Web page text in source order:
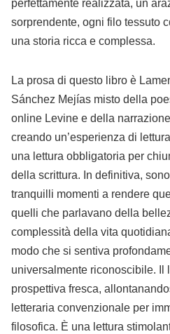
perfettamente realizzata, un
sorprendente, ogni filo tessuto
una storia ricca e complessa.
La prosa di questo libro è
Sánchez Mejías misto della
online Levine e della
creando un’esperienza di
una lettura obbligatoria per
della scrittura. In definitiva,
tranquilli momenti a rendere
quelli che parlavano della
complessità della vita
modo che si sentiva
universalmente riconoscibile. Il
prospettiva fresca,
letteraria convenzionale per
filosofica. È una lettura